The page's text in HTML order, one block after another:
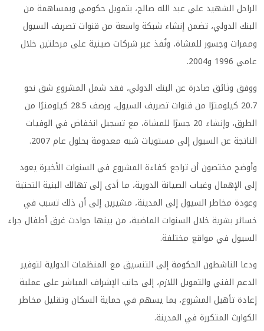
الراحل الشهيد علي عبد الله صالح، بتمويل حكومي وبمساهمة من
البنك الدولي، تضمن إنشاء شبكة واسعة من قنوات تصريف السيول
وممرات وجسور للمشاة، ونُفذ عبر شركات صينية على مرحلتين خلال
عامي 1996 و2004.
ووفق وثائق صادرة عن البنك الدولي، فقد شمل المشروع شق نحو
20.7 كيلومترًا من قنوات تصريف السيول، ورصف 28.5 كيلومترًا من
الطرق، وإنشاء 20 جسرًا للمشاة، مع تسجيل انخفاض في الوفيات
الناتجة عن السيول إلى مستويات شبه معدومة بحلول عام 2007.
وأوضح مختصون أن تراجع كفاءة المشروع في السنوات الأخيرة يعود
إلى الإهمال وغياب الصيانة الدورية، ما أدى إلى تهالك البنية التحتية
وعودة مخاطر السيول إلى المدينة، مشيرين إلى أن ذلك تسبب في
خسائر بشرية خلال السنوات الماضية، من بينها حوادث غرق أطفال جراء
السيول في مواقع مختلفة.
ودعا الناشطون الحكومة إلى التنسيق مع المنظمات الدولية لتوفير
الدعم الفني والتمويل اللازم، إلى جانب الإشراف المباشر على عملية
إعادة تأهيل المشروع، بما يسهم في حماية السكان وتقليل مخاطر
الكوارث المتكررة في المدينة.